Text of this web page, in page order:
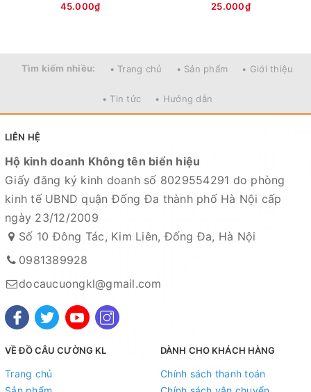
45.000₫ 25.000₫
Tìm kiếm nhiều: • Trang chủ • Sản phẩm • Giới thiệu
• Tin tức • Hướng dẫn
LIÊN HỆ
Hộ kinh doanh Không tên biển hiệu
Giấy đăng ký kinh doanh số 8029554291 do phòng
kinh tế UBND quận Đống Đa thành phố Hà Nội cấp
ngày 23/12/2009
Số 10 Đông Tác, Kim Liên, Đống Đa, Hà Nội
0981389928
docaucuongkl@gmail.com
VỀ ĐỒ CÂU CƯỜNG KL
Trang chủ
DÀNH CHO KHÁCH HÀNG
Chính sách thanh toán